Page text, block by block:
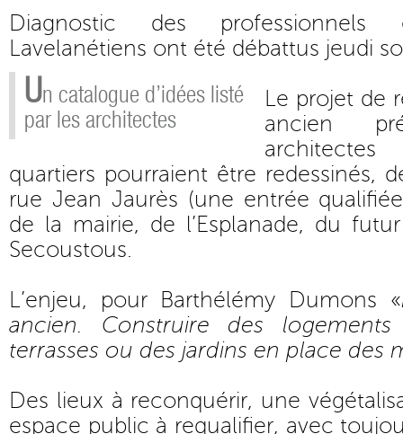
Diagnostic des
Lavelanétiens ont été débattus jeudi
Un catalogue d’idées listé
par les architectes
Le projet de
ancien
quartiers pourraient être redessinés,
rue Jean Jaurès (une entrée
de la mairie, de l’Esplanade, du
Secoustous.
L’enjeu, pour Barthélémy Dumons «
ancien. Construire des
terrasses ou des jardins en place des
Des lieux à reconquérir, une
espace public à requalifier, avec